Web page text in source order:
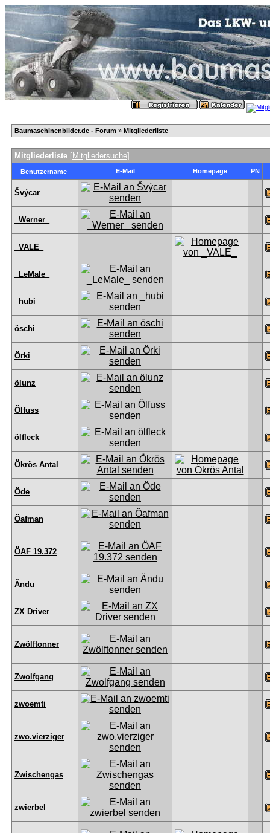
Baumaschinenbilder.de - Forum » Mitgliederliste
Mitgliederliste [Mitgliedersuche]
Benutzername E-Mail Homepage PN
Švýcar
_Werner_
_VALE_
_LeMale_
_hubi
öschi
Örki
ölunz
Ölfuss
ölfleck
Ökrös Antal
Öde
Öafman
ÖAF 19.372
Ändu
ZX Driver
Zwölftonner
Zwolfgang
zwoemti
zwo.vierziger
Zwischengas
zwierbel